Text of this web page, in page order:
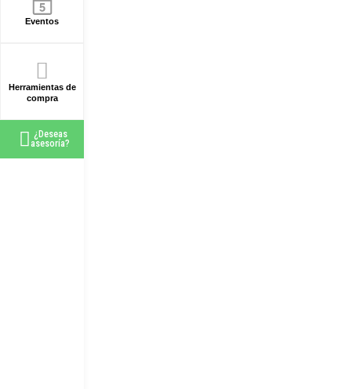
Eventos
Herramientas de
compra
¿Deseas
asesoría?